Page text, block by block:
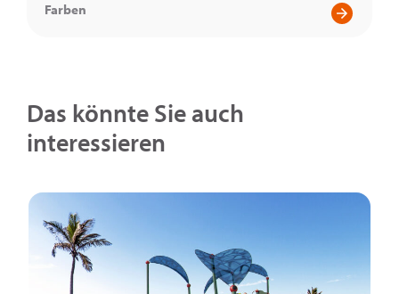
Farben
Das könnte Sie auch
interessieren